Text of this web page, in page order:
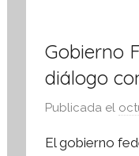
Gobierno
diálogo
Publicada el
El gobierno